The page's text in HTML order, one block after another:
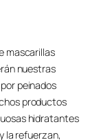
mascarillas
nuestras
peinados
productos
hidratantes
la refuerzan,